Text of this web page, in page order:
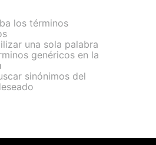
los términos
una sola palabra
genéricos en la
sinónimos del